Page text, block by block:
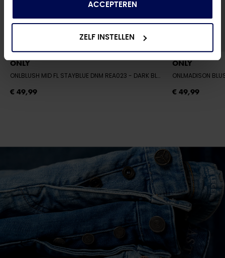
ACCEPTEREN
ZELF INSTELLEN
ONLY
ONLBLUSH MID FL STAYBLUE DNM REA023 - DARK BLUE DENIM
€ 49,99
ONLY
ONLMADISON
€ 49,99